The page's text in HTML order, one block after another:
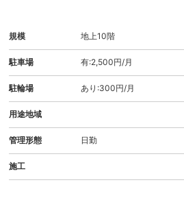
規模 地上10階
駐車場 有:2,500円/月
駐輪場 あり:300円/月
用途地域
管理形態 日勤
施工